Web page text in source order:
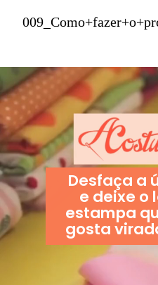
Desfaça a
e deixe o
estampa
gosta